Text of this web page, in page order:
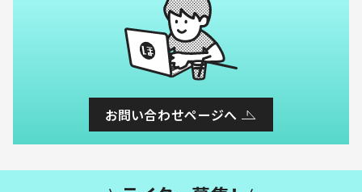
お問い合わせページへ